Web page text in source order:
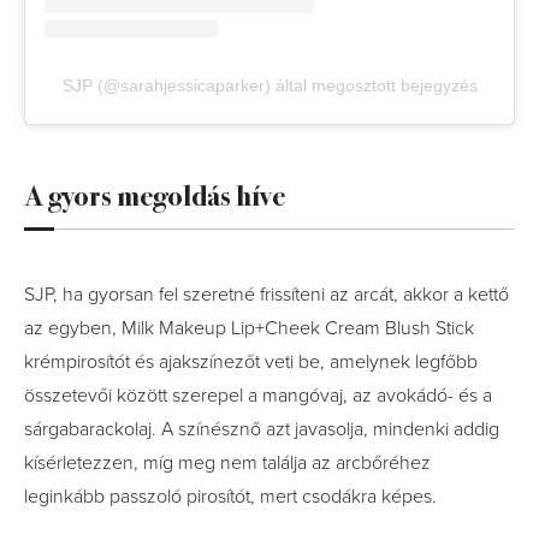
SJP (@sarahjessicaparker) által megosztott bejegyzés
A gyors megoldás híve
SJP, ha gyorsan fel szeretné frissíteni az arcát, akkor a kettő
az egyben, Milk Makeup Lip+Cheek Cream Blush Stick
krémpirosítót és ajakszínezőt veti be, amelynek legfőbb
összetevői között szerepel a mangóvaj, az avokádó- és a
sárgabarackolaj. A színésznő azt javasolja, mindenki addig
kísérletezzen, míg meg nem találja az arcbőréhez
leginkább passzoló pirosítót, mert csodákra képes.